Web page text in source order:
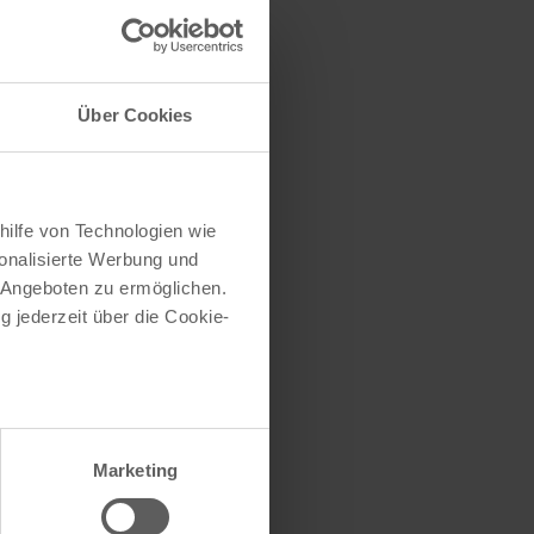
Über Cookies
von Technologien wie
Werbung und
zu ermöglichen.
jederzeit über die Cookie-
sein können
Präferenzen imAbschnitt
Marketing
herausfinden
(oder einen Teil